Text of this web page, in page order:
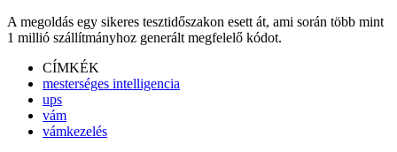
A megoldás egy sikeres tesztidőszakon esett át, ami során több mint
1 millió szállítmányhoz generált megfelelő kódot.
CÍMKÉK
mesterséges intelligencia
ups
vám
vámkezelés